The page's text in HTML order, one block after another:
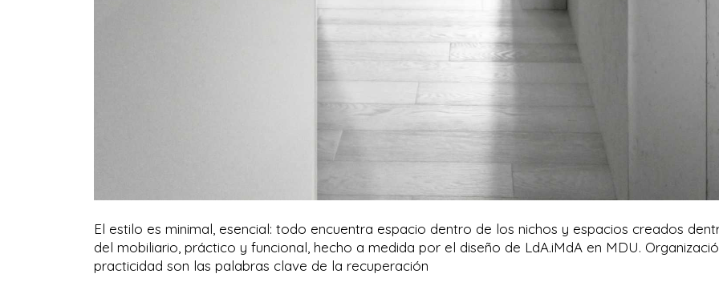
El estilo es minimal, esencial: todo encuentra espacio dentro de los nichos y espacios creados
del mobiliario, práctico y funcional, hecho a medida por el diseño de LdA.iMdA en MDU.
practicidad son las palabras clave de la recuperación